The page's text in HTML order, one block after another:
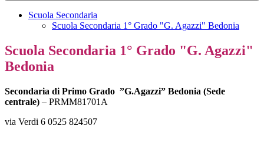
Scuola Secondaria
Scuola Secondaria 1° Grado "G. Agazzi" Bedonia
Scuola Secondaria 1° Grado "G. Agazzi"
Bedonia
Secondaria di Primo Grado ”G.Agazzi” Bedonia (Sede
centrale) – PRMM81701A
via Verdi 6 0525 824507